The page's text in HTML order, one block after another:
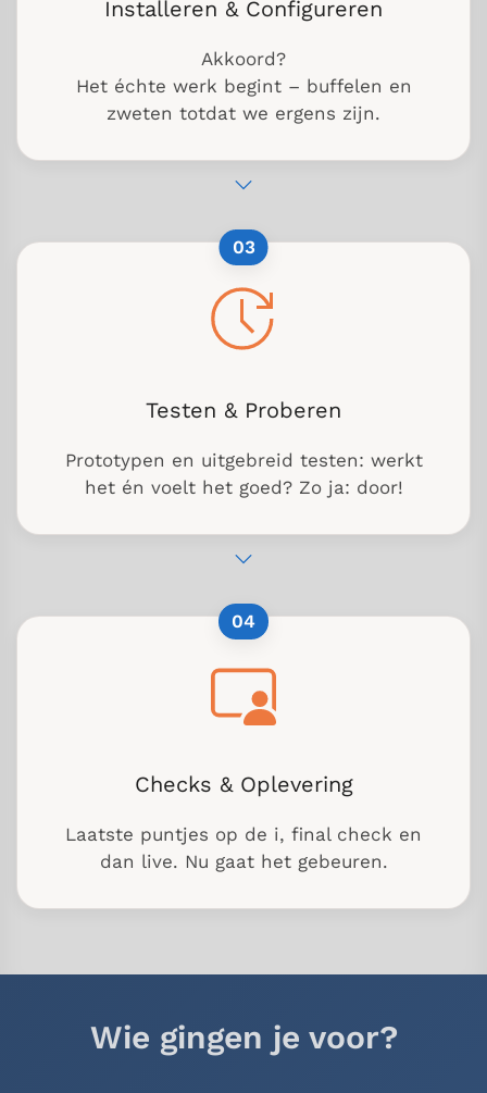
Installeren & Configureren
Akkoord?
Het échte werk begint – buffelen en
zweten totdat we ergens zijn.
03
Testen & Proberen
Prototypen en uitgebreid testen: werkt
het én voelt het goed? Zo ja: door!
04
Checks & Oplevering
Laatste puntjes op de i, final check en
dan live. Nu gaat het gebeuren.
Wie gingen je voor?